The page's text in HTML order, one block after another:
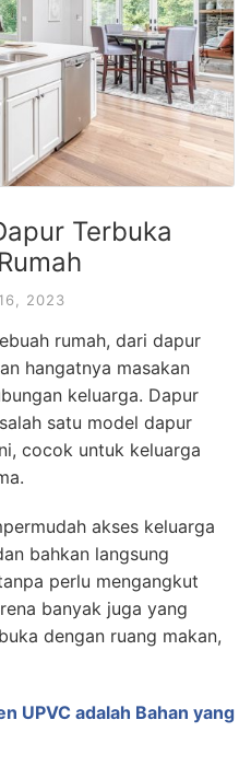
Terbuka
2023
rumah, dari dapur
hangatnya masakan
keluarga. Dapur
satu model dapur
cocok untuk keluarga
akses keluarga
bahkan langsung
perlu mengangkut
banyak juga yang
dengan ruang makan,
UPVC adalah Bahan yang